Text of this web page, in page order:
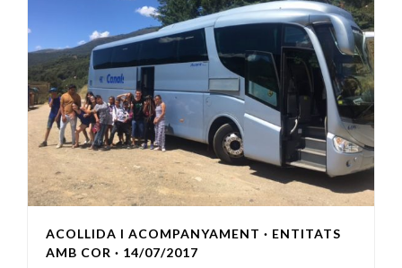
ACOLLIDA I ACOMPANYAMENT · ENTITATS
AMB COR · 14/07/2017